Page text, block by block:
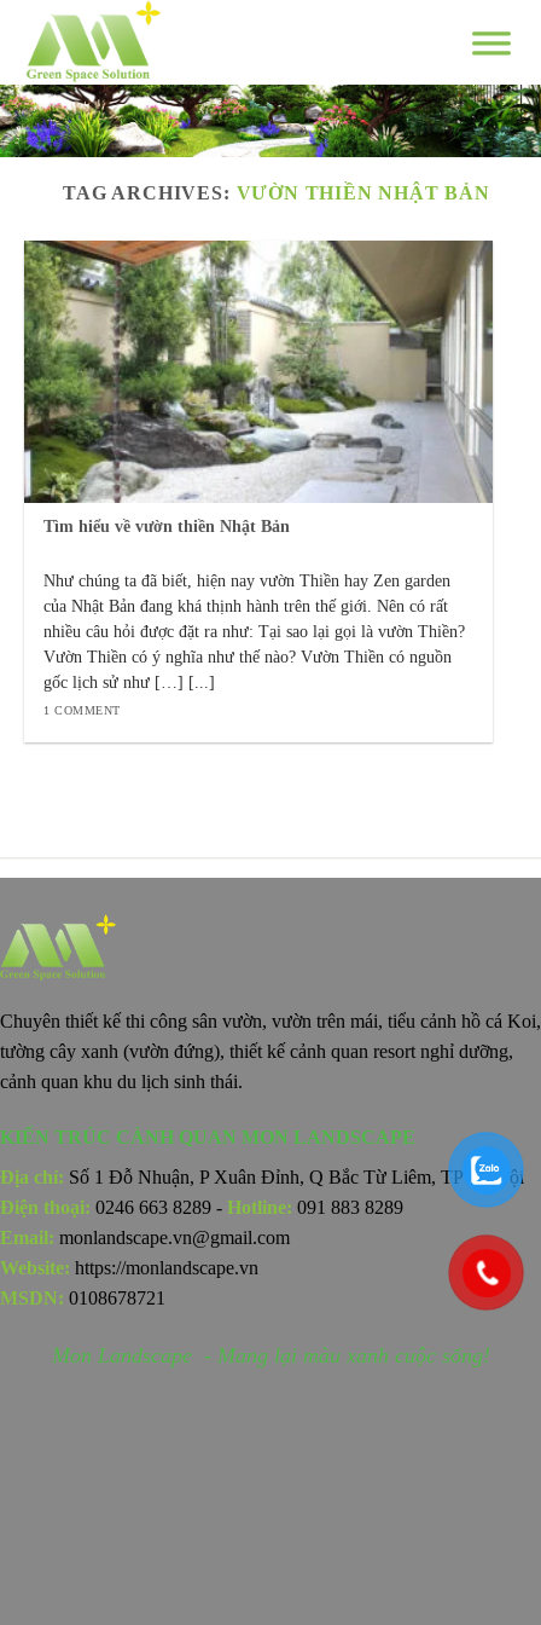
content
TAG ARCHIVES: VƯỜN THIỀN NHẬT BẢN
Tìm hiểu về vườn thiền Nhật Bản
Như chúng ta đã biết, hiện nay vườn Thiền hay Zen garden
của Nhật Bản đang khá thịnh hành trên thế giới. Nên có rất
nhiều câu hỏi được đặt ra như: Tại sao lại gọi là vườn Thiền?
Vườn Thiền có ý nghĩa như thế nào? Vườn Thiền có nguồn
gốc lịch sử như […] [...]
1 COMMENT
Chuyên thiết kế thi công sân vườn, vườn trên mái, tiểu cảnh hồ cá Koi,
tường cây xanh (vườn đứng), thiết kế cảnh quan resort nghỉ dưỡng,
cảnh quan khu du lịch sinh thái.
KIẾN TRÚC CẢNH QUAN MON LANDSCAPE
Địa chỉ: Số 1 Đỗ Nhuận, P Xuân Đỉnh, Q Bắc Từ Liêm, TP Hà Nội
Điện thoại: 0246 663 8289 - Hotline: 091 883 8289
Email: monlandscape.vn@gmail.com
Website: https://monlandscape.vn
MSDN: 0108678721
Mon Landscape - Mang lại màu xanh cuộc sống!